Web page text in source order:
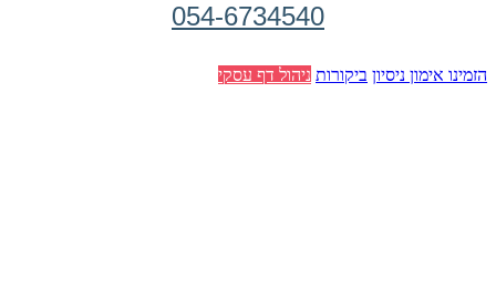
054-6734540
הזמינו אימון ניסיון ביקורות ניהול דף עסקי